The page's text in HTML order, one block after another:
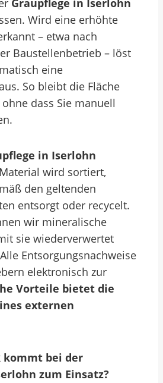
Graupflege in Iserlohn
Wird eine erhöhte
– etwa nach
Baustellenbetrieb – löst
eine
So bleibt die Fläche
dass Sie manuell
in Iserlohn
wird sortiert,
den geltenden
entsorgt oder recycelt.
wir mineralische
sie wiederverwertet
Entsorgungsnachweise
elektronisch zur
Vorteile bietet die
externen
kommt bei der
zum Einsatz?